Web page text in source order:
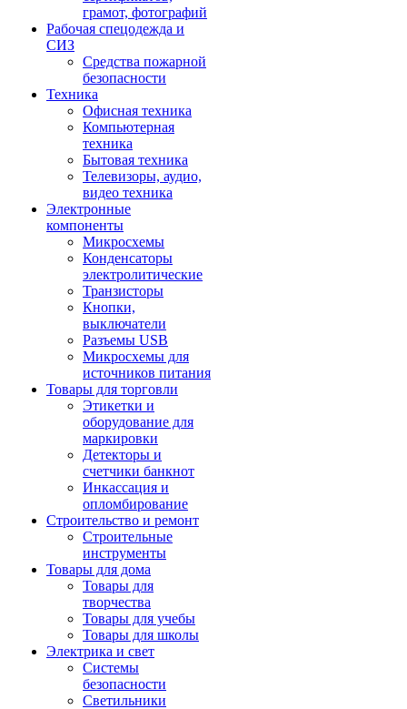
грамот, фотографий
Рабочая спецодежда и
СИЗ
Средства пожарной
безопасности
Техника
Офисная техника
Компьютерная
техника
Бытовая техника
Телевизоры, аудио,
видео техника
Электронные
компоненты
Микросхемы
Конденсаторы
электролитические
Транзисторы
Кнопки,
выключатели
Разъемы USB
Микросхемы для
источников питания
Товары для торговли
Этикетки и
оборудование для
маркировки
Детекторы и
счетчики банкнот
Инкассация и
опломбирование
Строительство и ремонт
Строительные
инструменты
Товары для дома
Товары для
творчества
Товары для учебы
Товары для школы
Электрика и свет
Системы
безопасности
Светильники